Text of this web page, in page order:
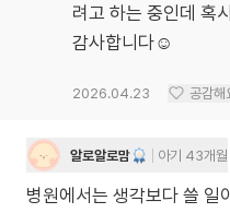
려고 하는 중인데 혹
감사합니다☺️
2026.04.23 공감해
알로알로맘 아기 43개월
병원에서는 생각보다 쓸 일